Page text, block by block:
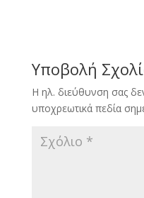
Υποβολή
Η ηλ. διεύθυνση σας
υποχρεωτικά πεδία